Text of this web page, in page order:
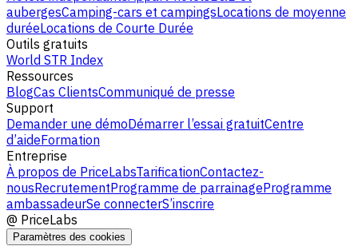
aubergesCamping-cars et campingsLocations de moyenne
duréeLocations de Courte Durée
Outils gratuits
World STR Index
Ressources
BlogCas ClientsCommuniqué de presse
Support
Demander une démoDémarrer l’essai gratuitCentre
d’aideFormation
Entreprise
À propos de PriceLabsTarificationContactez-
nousRecrutementProgramme de parrainageProgramme
ambassadeurSe connecterS’inscrire
@ PriceLabs
Paramètres des cookies